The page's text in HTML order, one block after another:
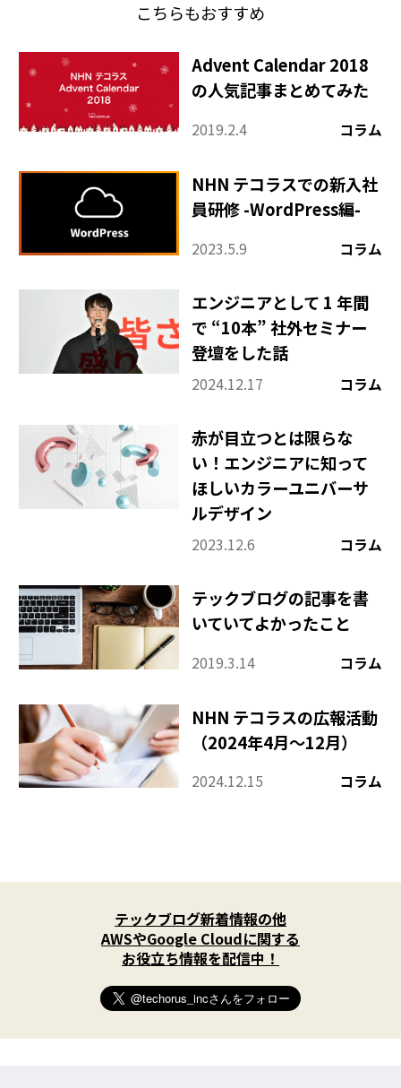
こちらもおすすめ
Advent Calendar 2018
の人気記事まとめてみた
2019.2.4 コラム
NHN テコラスでの新入社
員研修 -WordPress編-
2023.5.9 コラム
エンジニアとして 1 年間
で “10本” 社外セミナー
登壇をした話
2024.12.17 コラム
赤が目立つとは限らな
い！エンジニアに知って
ほしいカラーユニバーサ
ルデザイン
2023.12.6 コラム
テックブログの記事を書
いていてよかったこと
2019.3.14 コラム
NHN テコラスの広報活動
（2024年4月〜12月）
2024.12.15 コラム
X
T
w
i
t
t
e
r
)
テックブログ新着情報の他
AWSやGoogle Cloudに関する
お役立ち情報を配信中！